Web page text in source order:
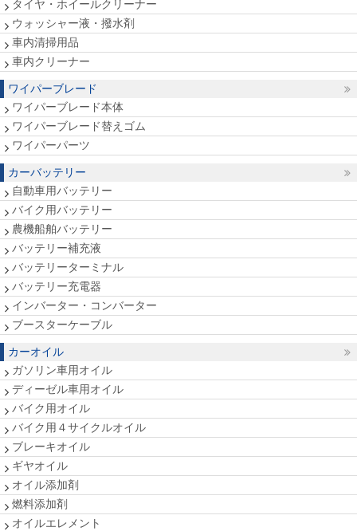
タイヤ・ホイールクリーナー
ウォッシャー液・撥水剤
車内清掃用品
車内クリーナー
ワイパーブレード
ワイパーブレード本体
ワイパーブレード替えゴム
ワイパーパーツ
カーバッテリー
自動車用バッテリー
バイク用バッテリー
農機船舶バッテリー
バッテリー補充液
バッテリーターミナル
バッテリー充電器
インバーター・コンバーター
ブースターケーブル
カーオイル
ガソリン車用オイル
ディーゼル車用オイル
バイク用オイル
バイク用４サイクルオイル
ブレーキオイル
ギヤオイル
オイル添加剤
燃料添加剤
オイルエレメント